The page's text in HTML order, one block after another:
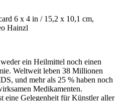
6 x 4 in / 15,2 x 10,1 cm,
Hainzl
ein Heilmittel noch einen
Weltweit leben 38 Millionen
und mehr als 25 % haben noch
Medikamenten.
eine Gelegenheit für Künstler aller